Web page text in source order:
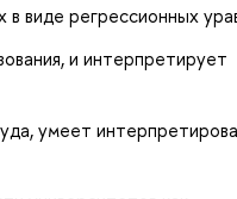
виде регрессионных
и интерпретирует
умеет